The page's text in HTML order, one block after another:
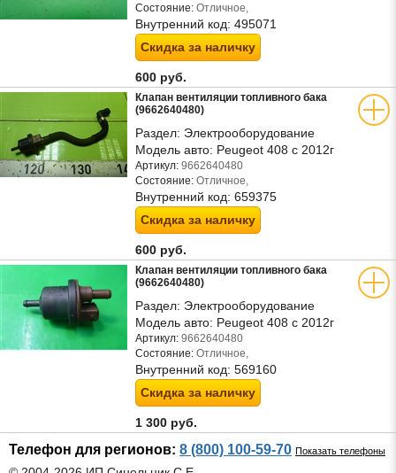
Состояние: Отличное,
Внутренний код: 495071
Скидка за наличку
600 руб.
Клапан вентиляции топливного бака
(9662640480)
Раздел: Электрооборудование
Модель авто: Peugeot 408 с 2012г
Артикул: 9662640480
Состояние: Отличное,
Внутренний код: 659375
Скидка за наличку
600 руб.
Клапан вентиляции топливного бака
(9662640480)
Раздел: Электрооборудование
Модель авто: Peugeot 408 с 2012г
Артикул: 9662640480
Состояние: Отличное,
Внутренний код: 569160
Скидка за наличку
1 300 руб.
Телефон для регионов: 8 (800) 100-59-70 Показать телефоны